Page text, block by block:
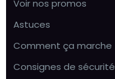
Voir nos promos
Astuces
Comment ça marche
Consignes de sécurité